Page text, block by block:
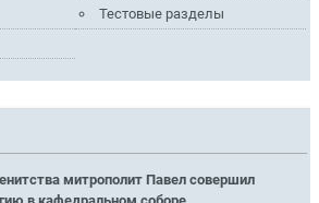
Тестовые разделы
митрополит Павел совершил